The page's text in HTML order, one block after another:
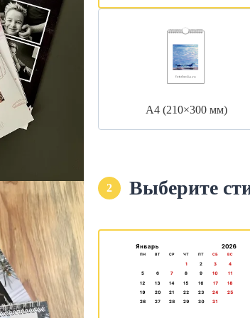
А4 (210×300 мм)
2 Выберите